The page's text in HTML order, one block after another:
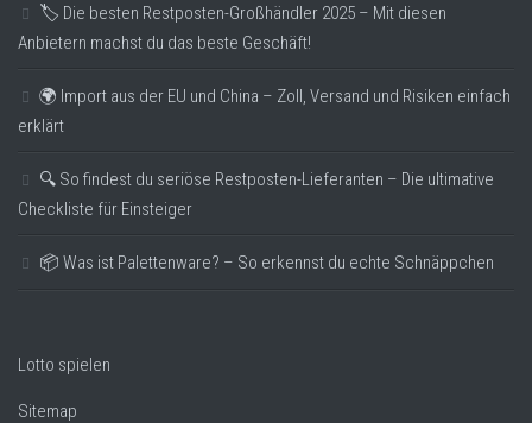
🏷️ Die besten Restposten-Großhändler 2025 – Mit diesen
Anbietern machst du das beste Geschäft!
🌍 Import aus der EU und China – Zoll, Versand und Risiken einfach
erklärt
🔍 So findest du seriöse Restposten-Lieferanten – Die ultimative
Checkliste für Einsteiger
📦 Was ist Palettenware? – So erkennst du echte Schnäppchen
Lotto spielen
Sitemap